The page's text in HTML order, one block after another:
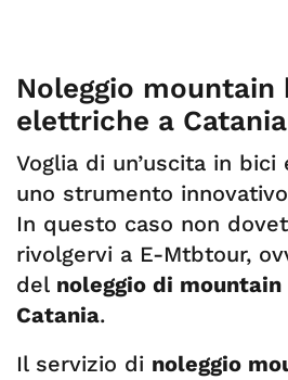
Noleggio mountain
elettriche a Catania
Voglia di un’uscita in
uno strumento
In questo caso non
rivolgervi a E-Mtbtour,
del noleggio di
Catania.
Il servizio di noleggio